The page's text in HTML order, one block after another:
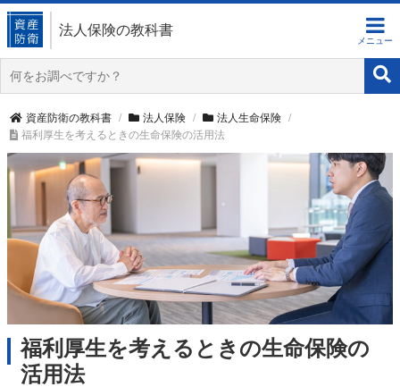
法人保険の教科書
資産防衛の教科書 法人保険
法人生命保険
福利厚生を考えるときの生命保険の活用法
福利厚生を考えるときの生命保険の
活用法